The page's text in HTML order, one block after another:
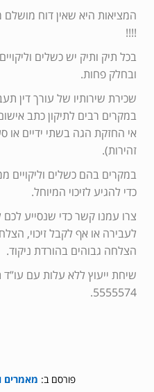
המציאות היא שאין דוח מושלם
!!!!
בכל תיק ותיק יש כשלים
ובחלק פחות.
שכירת שירותיו של עורך דין
במקרים רבים לתיקון כתב
אי החזקת הגה בשתי ידיים או
זהירות).
במקרים בהם כשלים וליקויים
כדי להגיע לזיכוי המיוחל.
צרו עמנו קשר כדי שנסייע לכם
לעבירה או אף לקבל זיכוי,
הצלחה גבוהים בהורדת ניקוד.
5555574.
פורסם ב: מאמרים